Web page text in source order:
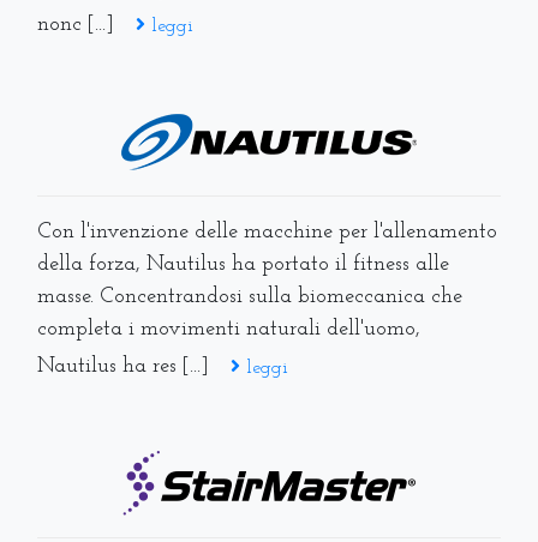
nonc [...]
leggi
Con l'invenzione delle macchine per l'allenamento
della forza, Nautilus ha portato il fitness alle
masse. Concentrandosi sulla biomeccanica che
completa i movimenti naturali dell'uomo,
Nautilus ha res [...]
leggi